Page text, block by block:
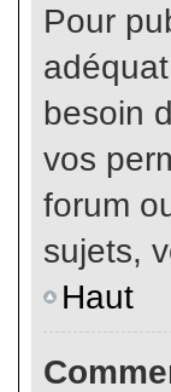
Pour
besoin
vos
forum
sujets,
Haut